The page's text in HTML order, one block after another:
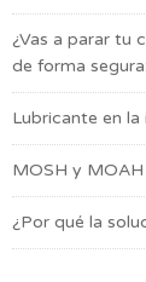
¿Vas a parar tu
de forma segura:
Lubricante en
MOSH y MOAH
¿Por qué la